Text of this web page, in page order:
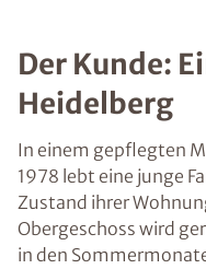
Der Kunde:
Heidelberg
In einem gepflegten
1978 lebt eine junge
Zustand ihrer
Obergeschoss wird
in den